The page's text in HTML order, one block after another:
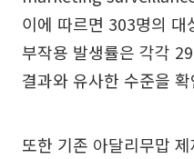
이에 따르면 303명의
부작용 발생률은 각각
결과와 유사한 수준을
또한 기존 아달리무맙